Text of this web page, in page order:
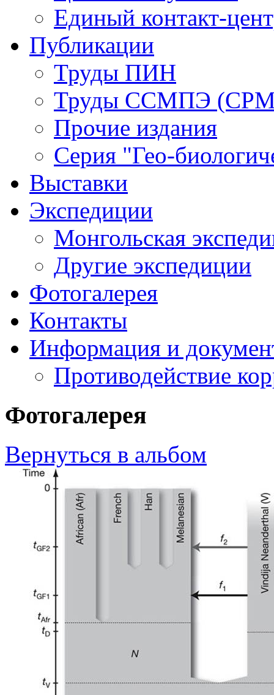
Единый контакт-
Публикации
Труды ПИН
Труды ССМПЭ
Прочие издания
Серия "Гео-
Выставки
Экспедиции
Монгольская
Другие экспедиции
Фотогалерея
Контакты
Информация и
Противодействие
Фотогалерея
Вернуться в альбом